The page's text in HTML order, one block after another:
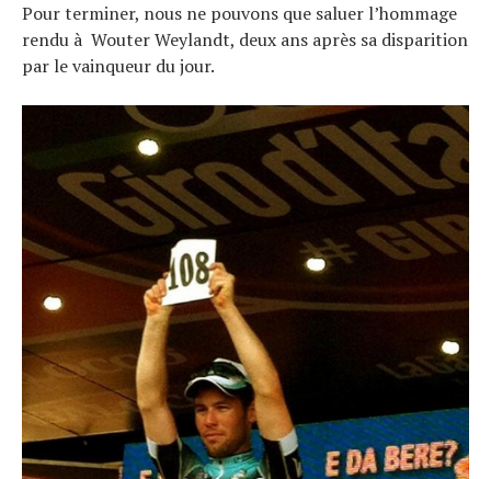
Pour terminer, nous ne pouvons que saluer l’hommage
rendu à Wouter Weylandt, deux ans après sa disparition
par le vainqueur du jour.